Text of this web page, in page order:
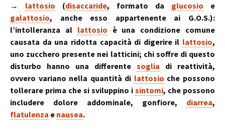
→ lattosio (disaccaride, formato da glucosio e
galattosio, anche esso appartenente ai G.O.S.):
l’intolleranza al lattosio è una condizione comune
causata da una ridotta capacità di digerire il lattosio,
uno zucchero presente nei latticini; chi soffre di questo
disturbo hanno una differente soglia di reattività,
ovvero variano nella quantità di lattosio che possono
tollerare prima che si sviluppino i sintomi, che possono
includere dolore addominale, gonfiore, diarrea,
flatulenza e nausea.